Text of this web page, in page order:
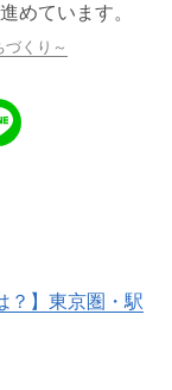
めています。
くり～
？】東京圏・駅